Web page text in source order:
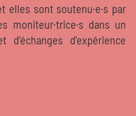
elles sont soutenu·e·s par
moniteur·trice·s dans un
d’échanges d’expérience